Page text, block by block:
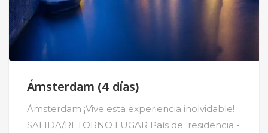
Ámsterdam (4 días)
Ámsterdam ¡Vive esta experiencia inolvidable!
SALIDA/RETORNO LUGAR País de residencia -